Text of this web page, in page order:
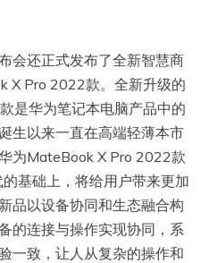
会还正式发布了全新智慧商
X Pro 2022款。全新升级的
是华为笔记本电脑产品中的
生以来一直在高端轻薄本市
为MateBook X Pro 2022款
基础上，将给用户带来更加
品以设备协同和生态融合构
的连接与操作实现协同，系
一致，让人从复杂的操作和